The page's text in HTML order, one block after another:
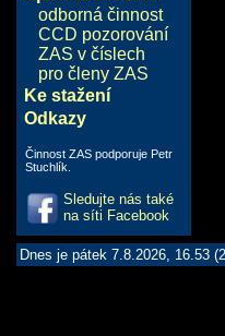
odborná činnost
CCD pozorování
ZAS v číslech
pro členy ZAS
Ke stažení
Odkazy
Činnost ZAS podporuje Petr
Stuchlík.
Sledujte nás také
na síti Facebook
Dnes je pátek 7.8.2026, 16.53